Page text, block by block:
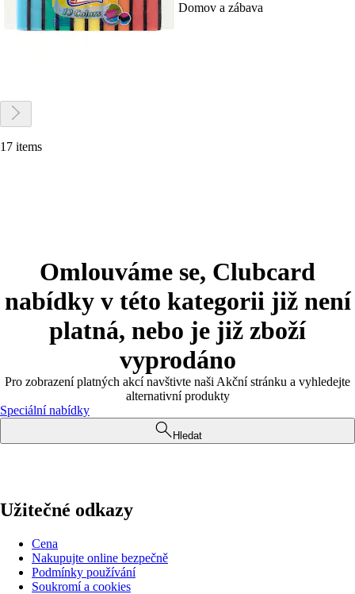
Domov a zábava
17 items
Omlouváme se, Clubcard
nabídky v této kategorii již není
platná, nebo je již zboží
vyprodáno
Pro zobrazení platných akcí navštivte naši Akční stránku a vyhledejte
alternativní produkty
Speciální nabídky
Hledat
Užitečné odkazy
Cena
Nakupujte online bezpečně
Podmínky používání
Soukromí a cookies